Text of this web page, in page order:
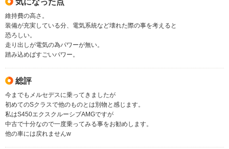
気になった点
維持費の高さ。
装備が充実している分、電気系統など壊れた際の事を考えると
恐ろしい。
走り出しが電気の為パワーが無い。
踏み込めばすごいパワー。
総評
今までもメルセデスに乗ってきましたが
初めてのSクラスで他のものとは別物と感じます。
私はS450エクスクルーシブAMGですが
中古で十分なので一度乗ってみる事をお勧めします。
他の車には戻れませんw